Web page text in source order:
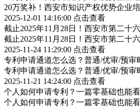
20万奖补！西安市知识产权优势企业
2025-12-01 14:16:00 点击查看
截止2025年11月28日！西安市第二十
截止2025年11月28日！西安市第二十
2025-11-24 11:29:00 点击查看
专利申请通道怎么选？普通/优审/预审
专利申请通道怎么选？普通/优审/预审
2025-11-21 14:24:00 点击查看
个人如何申请专利？一篇零基础也能
个人如何申请专利？一篇零基础也能